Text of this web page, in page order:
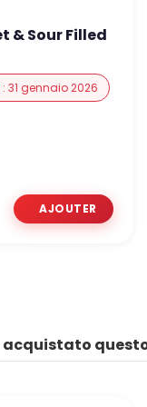
& Sour Filled
31 gennaio 2026
acquistato